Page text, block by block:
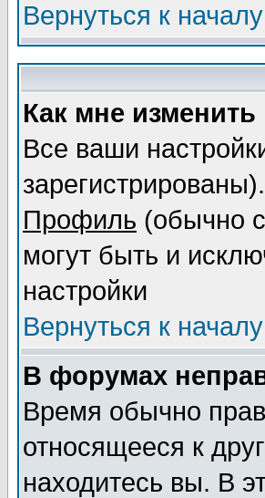
Вернуться к началу
Как мне
Все ваши
Профиль (обычно
могут быть и
настройки
Вернуться к началу
В форумах
Время обычно
относящееся к
находитесь вы. В